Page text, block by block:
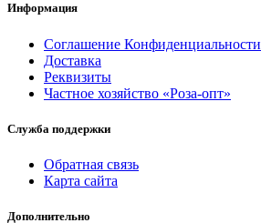
Информация
Соглашение Конфиденциальности
Доставка
Реквизиты
Частное хозяйство «Роза-опт»
Служба поддержки
Обратная связь
Карта сайта
Дополнительно